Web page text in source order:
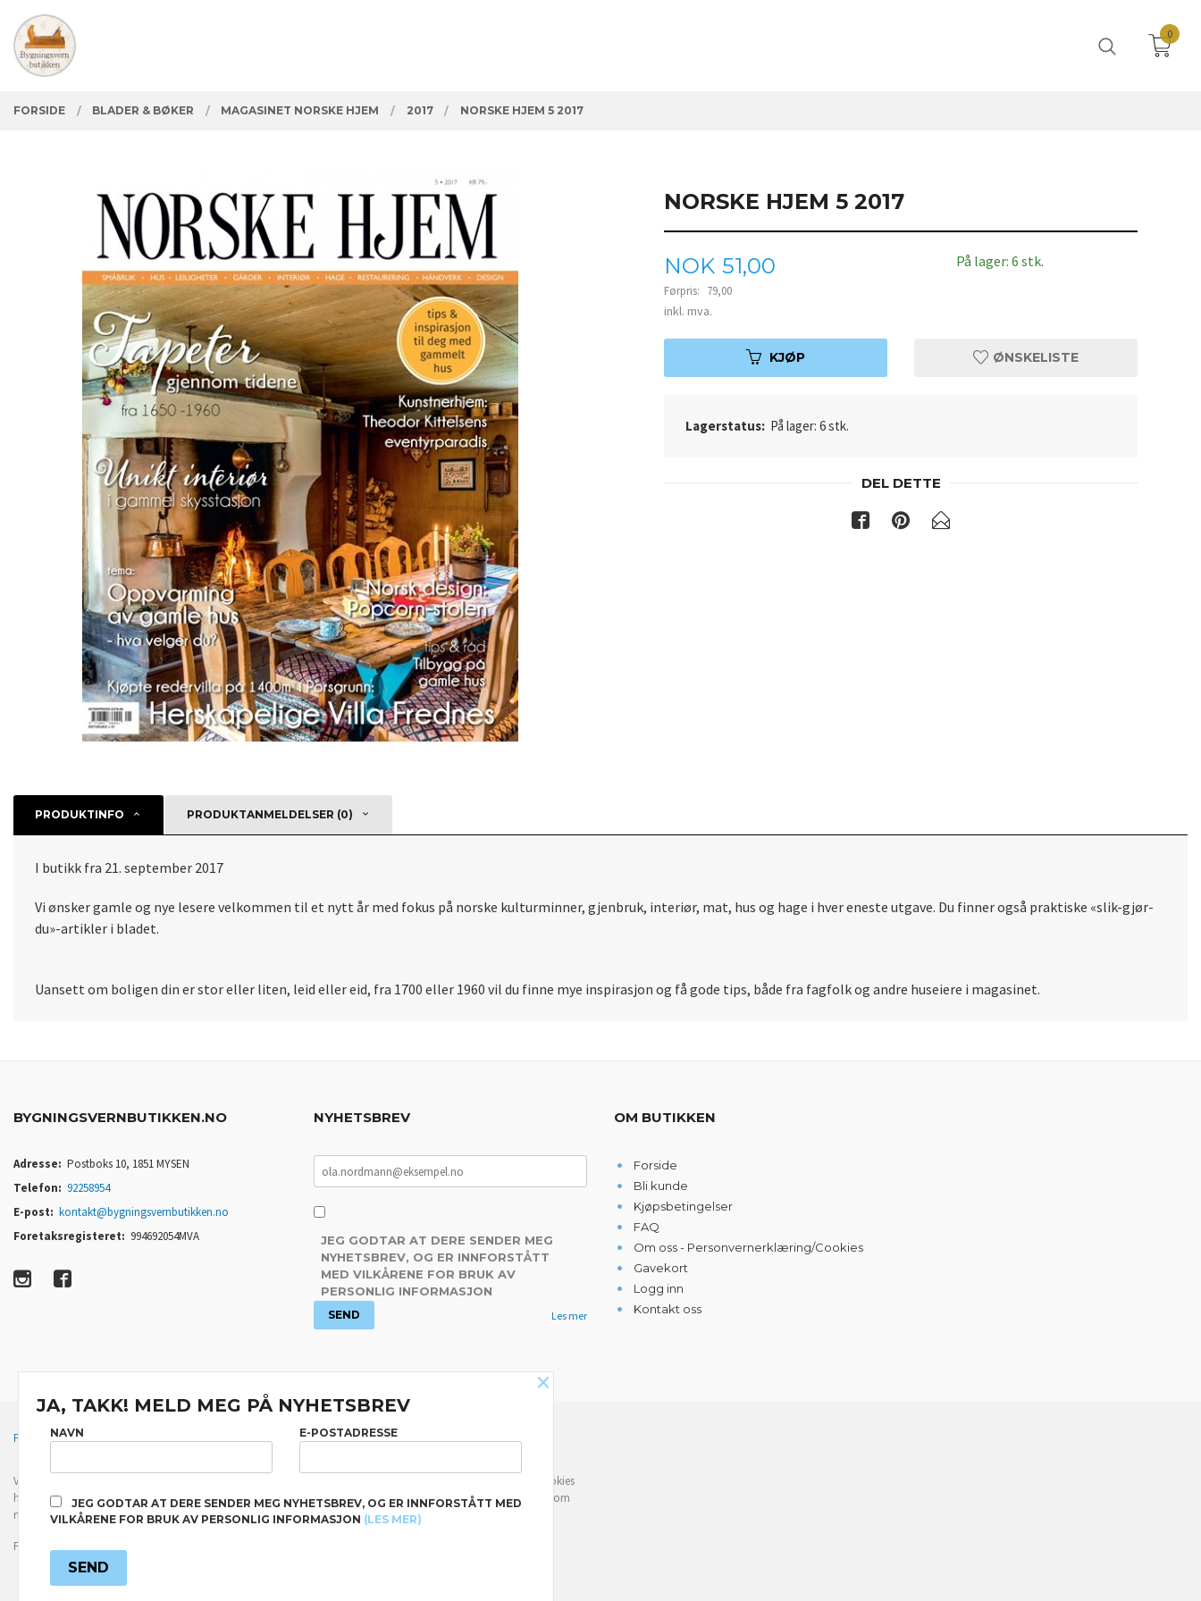
innholdet
PRODUKTER
Lukk
0
FORSIDE BLADER & BØKER MAGASINET NORSKE HJEM 2017 NORSKE HJEM 5 2017
NORSKE HJEM 5 2017
Tilbud
NOK 51,00
Førpris: 79,00
Rabatt
inkl. mva.
På lager: 6 stk.
KJØP ØNSKELISTE
Lagerstatus: På lager: 6 stk.
DEL DETTE
PRODUKTINFO PRODUKTANMELDELSER (0)
I butikk fra 21. september 2017
Vi ønsker gamle og nye lesere velkommen til et nytt år med fokus på norske kulturminner, gjenbruk, interiør, mat, hus og hage i hver eneste utgave. Du finner også praktiske «slik-gjør-
du»-artikler i bladet.
Uansett om boligen din er stor eller liten, leid eller eid, fra 1700 eller 1960 vil du finne mye inspirasjon og få gode tips, både fra fagfolk og andre huseiere i magasinet.
BYGNINGSVERNBUTIKKEN.NO
Adresse: Postboks 10, 1851 MYSEN
Telefon: 92258954
E-post: kontakt@bygningsvernbutikken.no
Foretaksregisteret: 994692054MVA
NYHETSBREV
JEG GODTAR AT DERE SENDER MEG
NYHETSBREV, OG ER INNFORSTÅTT
MED VILKÅRENE FOR BRUK AV
PERSONLIG INFORMASJON
Les mer
OM BUTIKKEN
Forside
Bli kunde
Kjøpsbetingelser
FAQ
Om oss - Personvernerklæring/Cookies
Gavekort
Logg inn
Kontakt oss
FRAKT KJØPSBETINGELSER SIKKERHET OG PERSONVERN NYHETSBREV
Vår nettbutikk bruker cookies slik at du får en bedre kjøpsopplevelse og vi kan yte deg bedre service. Vi bruker cookies
hovedsaklig til å lagre innloggingsdetaljer og huske hva du har puttet i handlekurven din. Fortsett å bruke siden som
normalt om du godtar dette.Les merellerendre innstillinger for cookies.
Powered by
×
JA, TAKK! MELD MEG PÅ NYHETSBREV
NAVN E-POSTADRESSE
JEG GODTAR AT DERE SENDER MEG NYHETSBREV, OG ER INNFORSTÅTT MED
VILKÅRENE FOR BRUK AV PERSONLIG INFORMASJON (LES MER)